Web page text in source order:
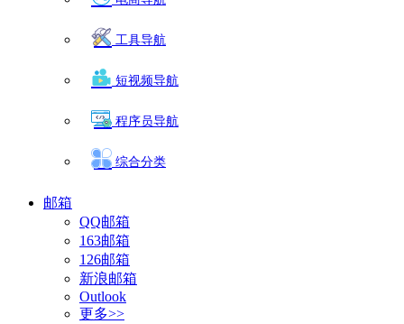
工具导航
短视频导航
程序员导航
综合分类
邮箱
QQ邮箱
163邮箱
126邮箱
新浪邮箱
Outlook
更多>>